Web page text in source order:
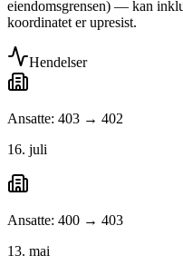
eiendomsgrensen) — kan
koordinatet er upresist.
Hendelser
Ansatte: 403 → 402
16. juli
Ansatte: 400 → 403
13. mai